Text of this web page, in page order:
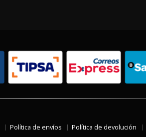
Política de envíos Política de devolución